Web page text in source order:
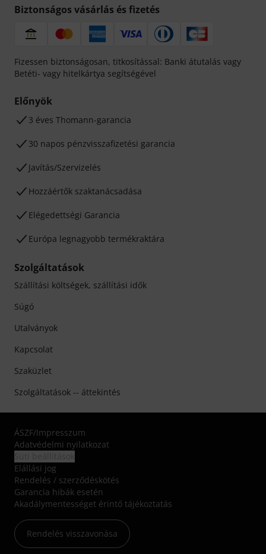
Biztonságos vásárlás és fizetés
Fizessen biztonságosan, titkosítással: Banki átutalás vagy
Betéti- vagy hitelkártya segítségével
Előnyök
3 éves Thomann-garancia
30 napos pénzvisszafizetési garancia
Javítás/Szervizelés
Hozzáértők szaktanácsadása
Elégedettségi Garancia
Európa legnagyobb termékraktára
Szolgáltatások
Szállítási költségek, szállítási idők
Súgó
Utalványok
Kapcsolat
Szaküzlet
Szolgáltatások -- áttekintés
ÁSZF/Impresszum
Adatvédelmi nyilatkozat
Elállási jog
Rendelés / szerződéskötés
Garancia hibák esetén
Akadálymentességet érintő tájékoztatás
Rendelés visszavonása